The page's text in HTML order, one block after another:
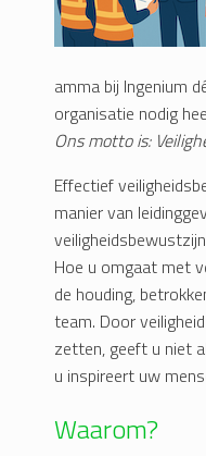
amma bij Ingenium
organisatie nodig
Ons motto is:
Effectief
manier van
Hoe u omgaat met
de houding,
team. Door
zetten, geeft u niet
u inspireert uw
Waarom?